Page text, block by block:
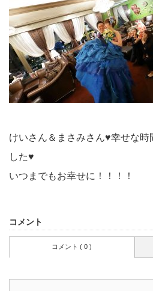
けいさん＆まさみさん♥幸せな時
した♥
いつまでもお幸せに！！！！
コメント
コメント ( 0 )